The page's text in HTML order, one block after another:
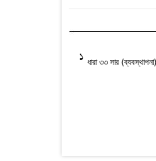
1 ধারা ৩৩ সার